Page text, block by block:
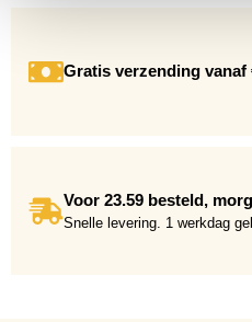
Gratis verzending vanaf
Voor 23.59 besteld,
Snelle levering. 1 werkdag